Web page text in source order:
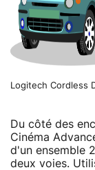
Logitech Cordless
Du côté des
Cinéma
d'un ensemble
deux voies.